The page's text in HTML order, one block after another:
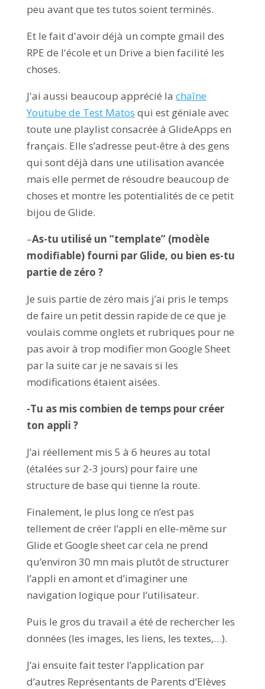
peu avant que tes tutos soient terminés.
Et le fait d'avoir déjà un compte gmail des
RPE de l'école et un Drive a bien facilité les
choses.
J'ai aussi beaucoup apprécié la chaîne
Youtube de Test Matos qui est géniale avec
toute une playlist consacrée à GlideApps en
français. Elle s’adresse peut-être à des gens
qui sont déjà dans une utilisation avancée
mais elle permet de résoudre beaucoup de
choses et montre les potentialités de ce petit
bijou de Glide.
–As-tu utilisé un “template” (modèle
modifiable) fourni par Glide, ou bien es-tu
partie de zéro ?
Je suis partie de zéro mais j’ai pris le temps
de faire un petit dessin rapide de ce que je
voulais comme onglets et rubriques pour ne
pas avoir à trop modifier mon Google Sheet
par la suite car je ne savais si les
modifications étaient aisées.
-Tu as mis combien de temps pour créer
ton appli ?
J’ai réellement mis 5 à 6 heures au total
(étalées sur 2-3 jours) pour faire une
structure de base qui tienne la route.
Finalement, le plus long ce n’est pas
tellement de créer l’appli en elle-même sur
Glide et Google sheet car cela ne prend
qu’environ 30 mn mais plutôt de structurer
l’appli en amont et d’imaginer une
navigation logique pour l’utilisateur.
Puis le gros du travail a été de rechercher les
données (les images, les liens, les textes,…).
J’ai ensuite fait tester l’application par
d’autres Représentants de Parents d’Elèves